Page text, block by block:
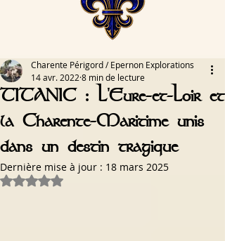
TITANIC : L'Eure-et-Loir et
la Charente-Maritime unis
dans un destin tragique
Charente Périgord / Epernon Explorations
14 avr. 2022 8 min de lecture
Dernière mise à jour : 18 mars 2025
Noté NaN étoiles sur 5.